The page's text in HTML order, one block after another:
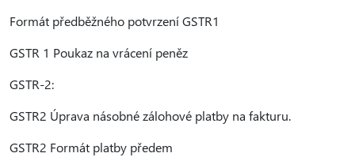
Formát předběžného potvrzení GSTR1
GSTR 1 Poukaz na vrácení peněz
GSTR-2:
GSTR2 Úprava násobné zálohové platby na fakturu.
GSTR2 Formát platby předem